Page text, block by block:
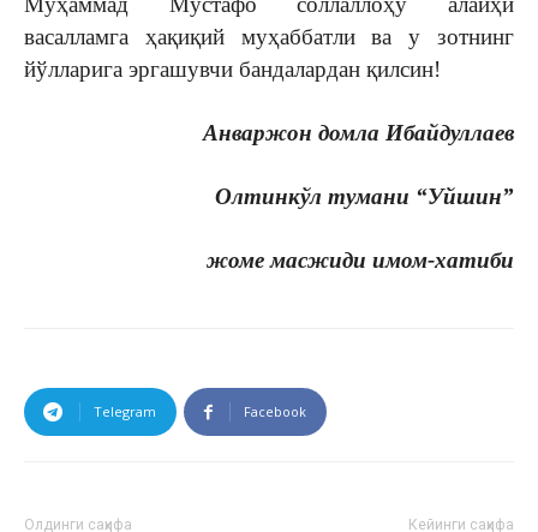
васалламга ҳақиқий муҳаббатли ва у зотнинг
йўлларига эргашувчи бандалардан қилсин!
Анваржон домла Ибайдуллаев
Олтинкўл тумани “Уйшин”
жоме масжиди имом-хатиби
Telegram Facebook
Олдинги саҳифа Кейинги саҳифа